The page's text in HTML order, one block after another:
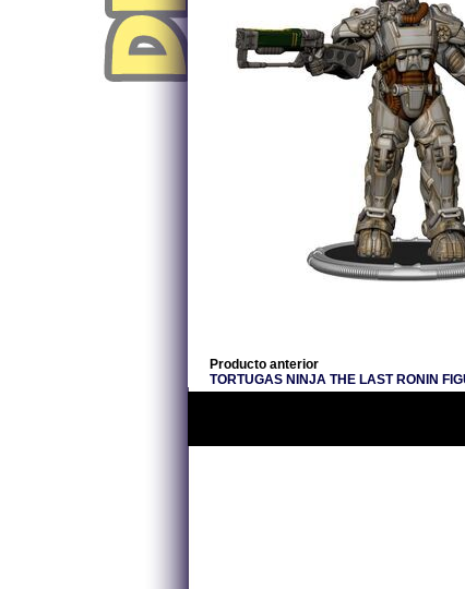
Producto anterior
TORTUGAS NINJA THE LAST RONIN